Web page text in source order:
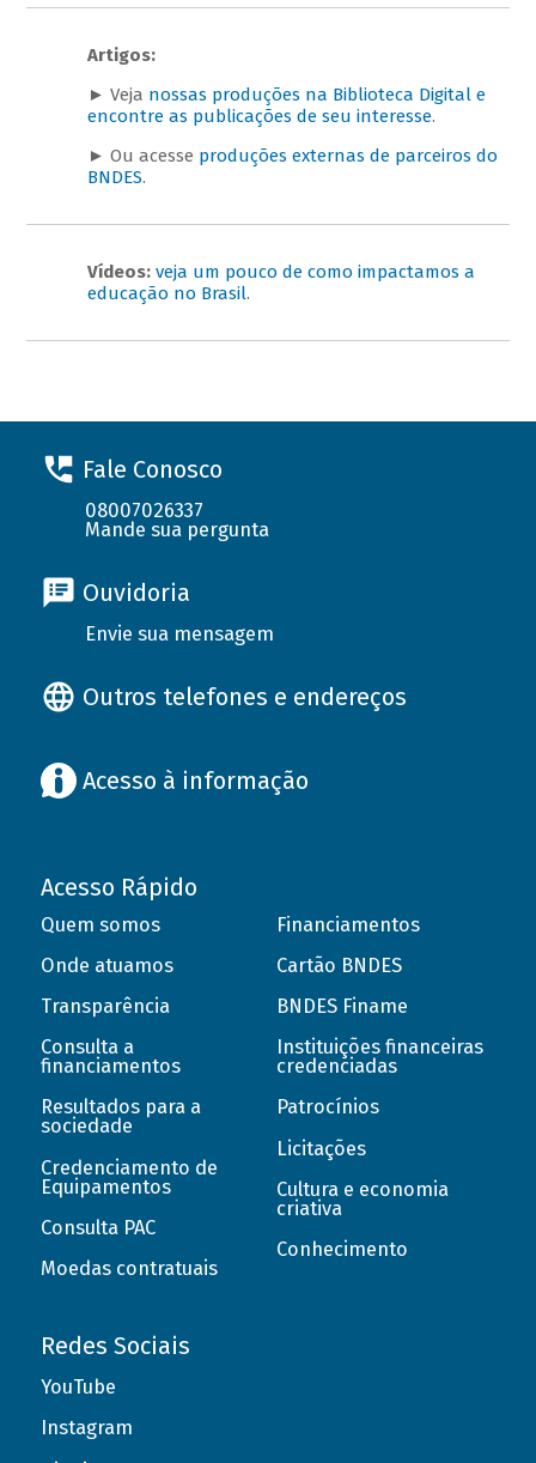
Artigos:
► Veja nossas produções na Biblioteca Digital e
encontre as publicações de seu interesse.
► Ou acesse produções externas de parceiros do
BNDES.
Vídeos: veja um pouco de como impactamos a
educação no Brasil.
Fale Conosco
08007026337
Mande sua pergunta
Ouvidoria
Envie sua mensagem
Outros telefones e endereços
Acesso à informação
Acesso Rápido
Quem somos
Onde atuamos
Transparência
Consulta a
financiamentos
Resultados para a
sociedade
Credenciamento de
Equipamentos
Consulta PAC
Moedas contratuais
Financiamentos
Cartão BNDES
BNDES Finame
Instituições financeiras
credenciadas
Patrocínios
Licitações
Cultura e economia
criativa
Conhecimento
Redes Sociais
YouTube
Instagram